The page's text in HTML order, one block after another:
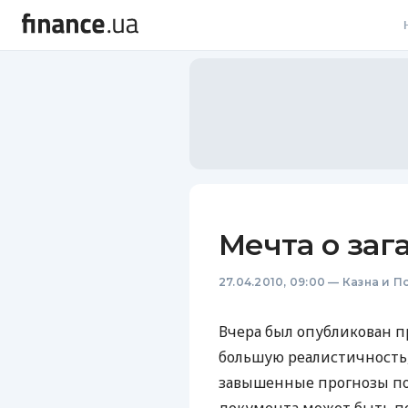
Мечта о
27.04.2010, 09:00 — Казна и
Вчера был опубликован
большую
завышенные прогнозы